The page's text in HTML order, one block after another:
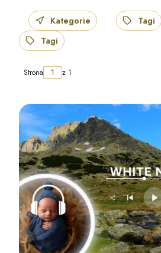
Kategorie
Tagi
Tagi
Strona z 1